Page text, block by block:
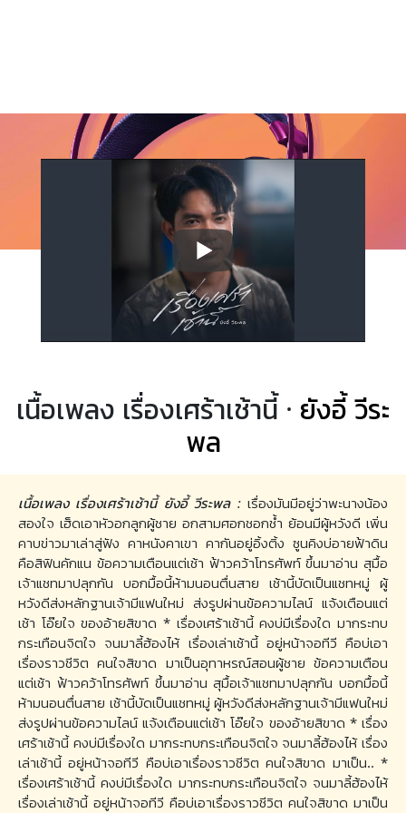
เนื้อเพลง เรื่องเศร้าเช้านี้ · ยังอี้ วีระ
พล
เนื้อเพลง เรื่องเศร้าเช้านี้ ยังอี้ วีระพล : เรื่องมันมีอยู่ว่าพะนางน้อง
สองใจ เฮ็ดเอาหัวอกลูกผู้ชาย อกสามศอกชอกช้ำ ย้อนมีผู้หวังดี เพิ่น
คาบข่าวมาเล่าสู่ฟัง คาหนังคาเขา คากันอยู่อิ้งติ้ง ซูนคิงบ่อายฟ้าดิน
คือสิฟินคักแน ข้อความเตือนแต่เช้า ฟ้าวคว้าโทรศัพท์ ขึ้นมาอ่าน สุมื้อ
เจ้าแชทมาปลุกกัน บอกมื้อนี้ห้ามนอนตื่นสาย เช้านี้บัดเป็นแชทหมู่ ผู้
หวังดีส่งหลักฐานเจ้ามีแฟนใหม่ ส่งรูปผ่านข้อความไลน์ แจ้งเตือนแต่
เช้า โอ๊ยใจ ของอ้ายสิขาด * เรื่องเศร้าเช้านี้ คงบ่มีเรื่องใด มากระทบ
กระเทือนจิตใจ จนมาลี้ฮ้องไห้ เรื่องเล่าเช้านี้ อยู่หน้าจอทีวี คือบ่เอา
เรื่องราวชีวิต คนใจสิขาด มาเป็นอุทาหรณ์สอนผู้ชาย ข้อความเตือน
แต่เช้า ฟ้าวคว้าโทรศัพท์ ขึ้นมาอ่าน สุมื้อเจ้าแชทมาปลุกกัน บอกมื้อนี้
ห้ามนอนตื่นสาย เช้านี้บัดเป็นแชทหมู่ ผู้หวังดีส่งหลักฐานเจ้ามีแฟนใหม่
ส่งรูปผ่านข้อความไลน์ แจ้งเตือนแต่เช้า โอ๊ยใจ ของอ้ายสิขาด * เรื่อง
เศร้าเช้านี้ คงบ่มีเรื่องใด มากระทบกระเทือนจิตใจ จนมาลี้ฮ้องไห้ เรื่อง
เล่าเช้านี้ อยู่หน้าจอทีวี คือบ่เอาเรื่องราวชีวิต คนใจสิขาด มาเป็น.. *
เรื่องเศร้าเช้านี้ คงบ่มีเรื่องใด มากระทบกระเทือนจิตใจ จนมาลี้ฮ้องไห้
เรื่องเล่าเช้านี้ อยู่หน้าจอทีวี คือบ่เอาเรื่องราวชีวิต คนใจสิขาด มาเป็น